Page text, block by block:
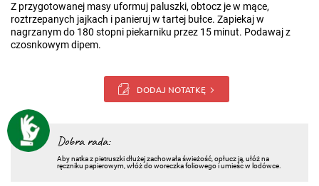
Z przygotowanej masy uformuj paluszki, obtocz je w mące,
roztrzepanych jajkach i panieruj w tartej bułce. Zapiekaj w
nagrzanym do 180 stopni piekarniku przez 15 minut. Podawaj z
czosnkowym dipem.
DODAJ NOTATKĘ
Dobra rada:
Aby natka z pietruszki dłużej zachowała świeżość, opłucz ją, ułóż na
ręczniku papierowym, włóż do woreczka foliowego i umieśc w lodówce.